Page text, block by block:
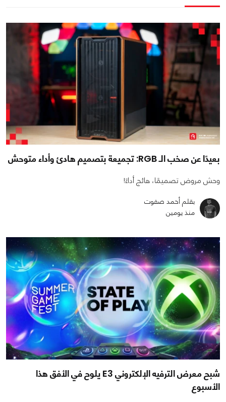
بعيدًا عن صخب الـ RGB: تجميعة بتصميم هادئ وأداء متوحش
وحش مروض تصميمًا، هائج أداءً!
بقلم أحمد صفوت
منذ يومين
شبح معرض الترفيه الإلكتروني E3 يلوح في الأفق هذا
الأسبوع